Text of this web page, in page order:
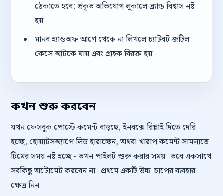
ঠেকাতে হবে; প্রকৃত অভিযোগ লুকালে ব্র্যান্ড বিশ্বাস নষ্ট
হয়।
মানব হ্যান্ডঅফ আগে থেকে না লিখলে চ্যাটবট জটিল
কেসে আটকে যায় এবং গ্রাহক বিরক্ত হয়।
কখন শুরু করবেন
যখন ফেসবুক পোস্টে কমেন্ট বাড়ছে, ইনবক্সে রিপ্লাই দিতে দেরি
হচ্ছে, হোয়াটসঅ্যাপে লিড হারাচ্ছেন, অথবা খারাপ কমেন্ট সামলাতে
টিমের সময় নষ্ট হচ্ছে - তখন পাইলট শুরু করার সময়। তবে একসাথে
সবকিছু অটোমেট করবেন না। প্রথমে একটি উচ্চ-চাপের ব্যবহার
ক্ষেত্র নিন।